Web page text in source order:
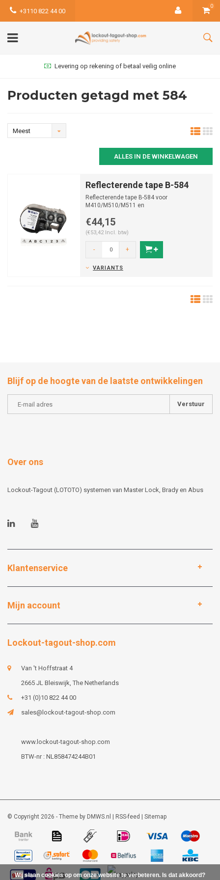
+3110 822 44 00
0
Levering op rekening of betaal veilig online
Producten getagd met 584
Meest
ALLES IN DE WINKELWAGEN
Reflecterende tape B-584
Reflecterende tape B-584 voor
M410/M510/M511 en
€44,15
(€53,42 Incl. btw)
- +
VARIANTS
Blijf op de hoogte van de laatste ontwikkelingen
Verstuur
Over ons
Lockout-Tagout (LOTOTO) systemen van Master Lock, Brady en Abus
Klantenservice
Mijn account
Lockout-tagout-shop.com
Van 't Hoffstraat 4
2665 JL Bleiswijk, The Netherlands
+31 (0)10 822 44 00
sales@lockout-tagout-shop.com
www.lockout-tagout-shop.com
BTW-nr : NL858474244B01
© Copyright 2026 - Theme by DMWS.nl RSS-feed Sitemap
Wij slaan cookies op om onze website te verbeteren. Is dat akkoord?